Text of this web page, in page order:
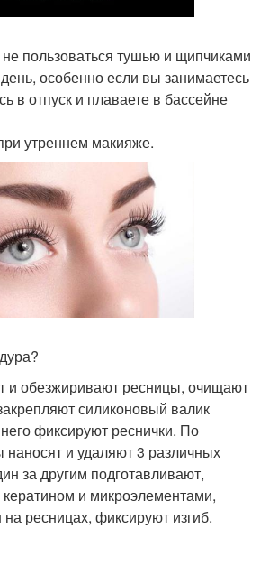
пользоваться тушью и щипчиками
особенно если вы занимаетесь
в отпуск и плаваете в бассейне
утреннем макияже.
и обезжиривают ресницы, очищают
силиконовый валик
фиксируют реснички. По
и удаляют 3 различных
за другим подготавливают,
и микроэлементами,
ресницах, фиксируют изгиб.